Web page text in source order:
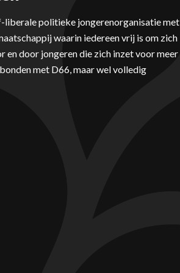
liberale politieke jongerenorganisatie met
waarin iedereen vrij is om zich
en door jongeren die zich inzet voor meer
met D66, maar wel volledig